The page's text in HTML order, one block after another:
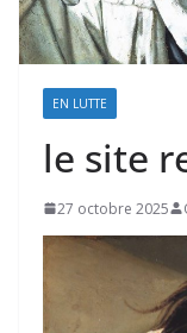
EN LUTTE
le site
27 octobre 2025